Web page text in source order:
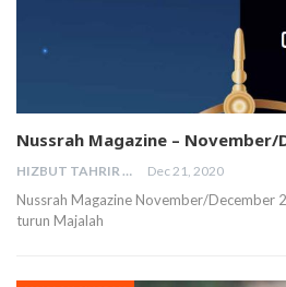
Nussrah Magazine – November/
HIZBUT TAHRIR MALAYSIA Dec 21, 2020
Nussrah Magazine November/December
turun Majalah